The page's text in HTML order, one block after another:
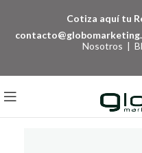
Cotiza aquí tu
Nosotros |